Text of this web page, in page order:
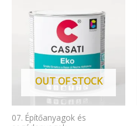
OUT OF STOCK
07. Építőanyagok és